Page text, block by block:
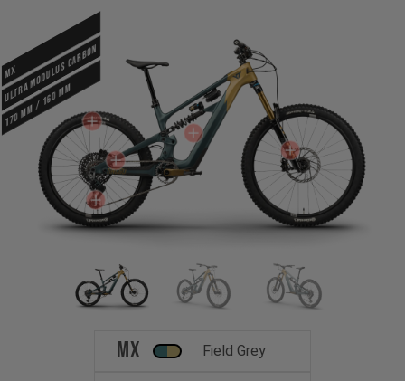
MX
Ultra Modulus Carbon
170 mm / 160 mm
MX Field Grey